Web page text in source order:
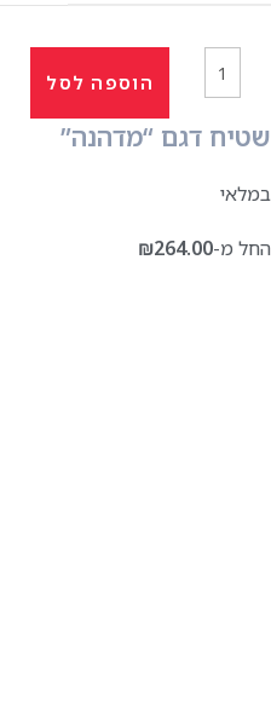
הוספה לסל
שטיח דגם “מדהנה”
במלאי
החל מ- ₪264.00